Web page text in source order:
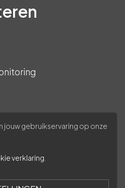
jouw gebruikservaring op onze
verklaring